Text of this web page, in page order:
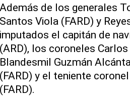
Además de los generales
Santos Viola (FARD) y
imputados el capitán de
(ARD), los coroneles
Blandesmil Guzmán
(FARD) y el teniente
(FARD).